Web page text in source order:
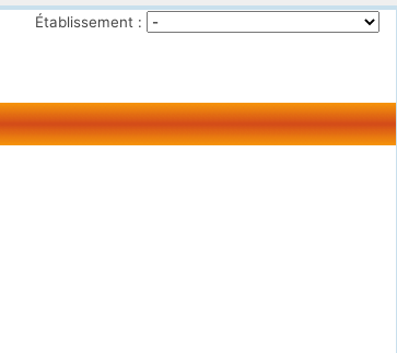
Établissement :